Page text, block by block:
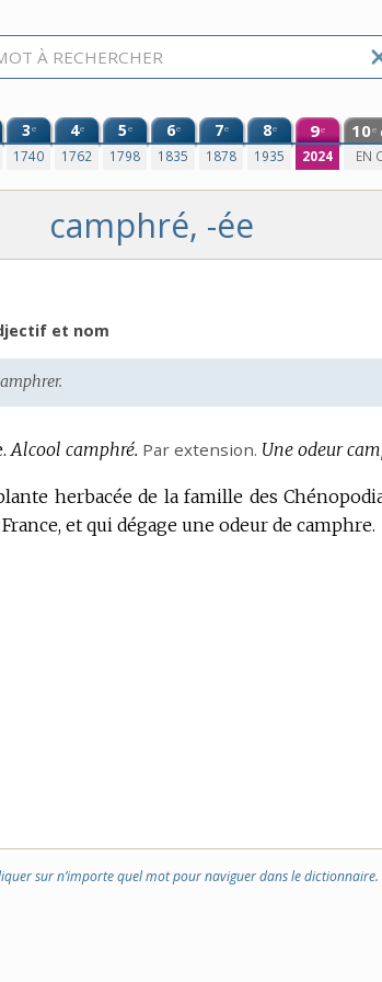
3e
1740
4e
1762
5e
1798
6e
1835
7e
1878
8e
1935
9e
2024
10e
EN
camphré, -ée
et nom
Alcool camphré. Par extension. Une odeur
herbacée de la famille des
et qui dégage une odeur de camphre.
sur n’importe quel mot pour naviguer dans le dictionnaire.